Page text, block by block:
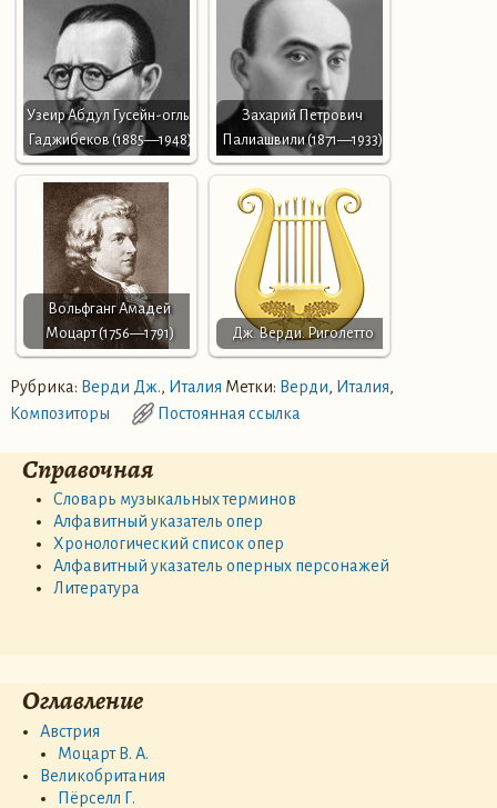
Узеир Абдул Гусейн-оглы
Гаджибеков (1885—1948)
Захарий Петрович
Палиашвили (1871—1933)
Вольфганг Амадей
Моцарт (1756—1791)
Дж. Верди. Риголетто
Рубрика: Верди Дж., Италия Метки: Верди, Италия,
Композиторы
Постоянная ссылка
Справочная
Словарь музыкальных терминов
Алфавитный указатель опер
Хронологический список опер
Алфавитный указатель оперных персонажей
Литература
Оглавление
Австрия
Моцарт В. А.
Великобритания
Пёрселл Г.